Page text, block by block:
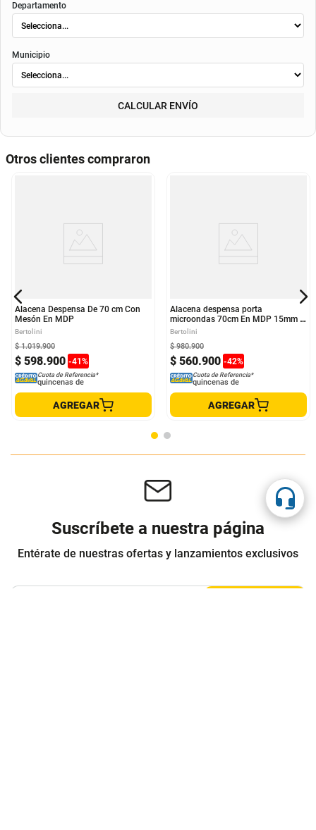
Departamento
Municipio
CALCULAR ENVÍO
Otros clientes compraron
Alacena Despensa De 70 cm Con
Mesón En MDP
Bertolini
$ 598.900 -41%
$ 1.019.900
Cuota de Referencia*
quincenas de
AGREGAR
Alacena despensa porta
microondas 70cm En MDP 15mm 3
Puertas Freijo
Bertolini
$ 560.900 -42%
$ 980.900
Cuota de Referencia*
quincenas de
AGREGAR
Suscríbete a nuestra página
Entérate de nuestras ofertas y lanzamientos exclusivos